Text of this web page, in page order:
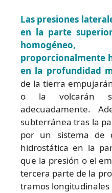
Las presiones
en la parte
proporcionalmente
en la profundidad
de la tierra
o la volcarán
adecuadamente.
subterránea tras la
por un sistema de
hidrostática en la
que la presión o el
tercera parte de la
tramos